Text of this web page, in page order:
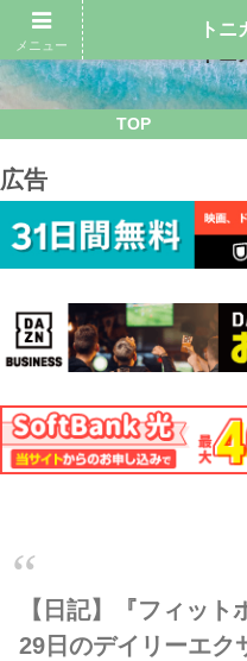
TOP
広告
【日記】『フィット
29日のデイリーエク
メニュー
ト